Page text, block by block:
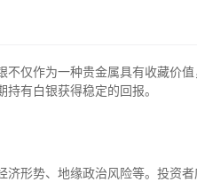
仅作为一种贵金属具有收藏价值
有白银获得稳定的回报。
济形势、地缘政治风险等。投资者